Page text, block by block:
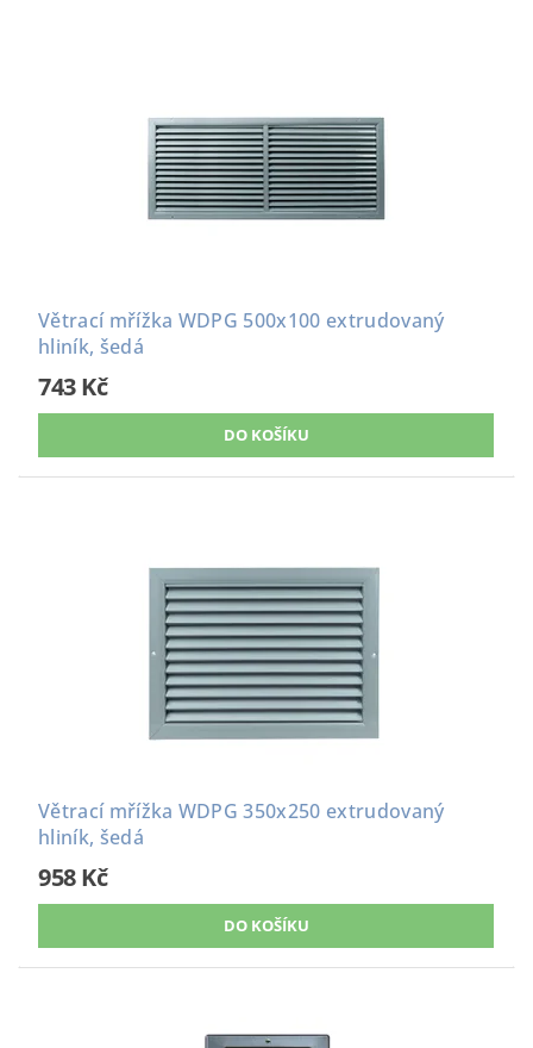
Větrací mřížka WDPG 500x100 extrudovaný
hliník, šedá
743 Kč
Větrací mřížka WDPG 350x250 extrudovaný
hliník, šedá
958 Kč